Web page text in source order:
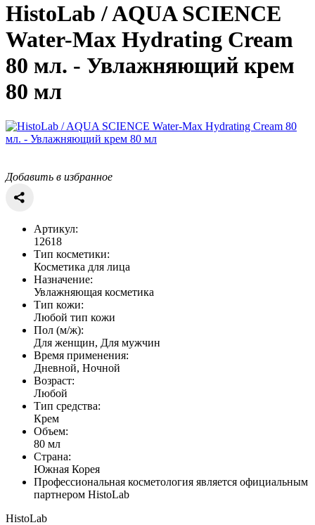
HistoLab / AQUA SCIENCE
Water-Max Hydrating Cream
80 мл. - Увлажняющий крем
80 мл
Добавить в избранное
Артикул:
12618
Тип косметики:
Косметика для лица
Назначение:
Увлажняющая косметика
Тип кожи:
Любой тип кожи
Пол (м/ж):
Для женщин, Для мужчин
Время применения:
Дневной, Ночной
Возраст:
Любой
Тип средства:
Крем
Объем:
80 мл
Страна:
Южная Корея
Профессиональная косметология является официальным
партнером HistoLab
HistoLab